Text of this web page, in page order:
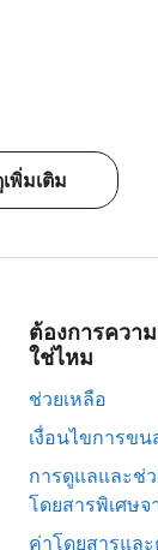
พิ่มเติม
ต้องการควา
ใช่ไหม
ช่วยเหลือ
เงื่อนไขการขน
การดูแลและช่
โดยสารพิเศษจ
ค่าโดยสารแล